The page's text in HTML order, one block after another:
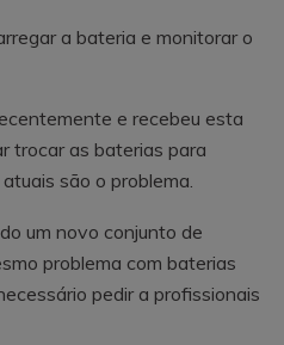
a bateria e monitorar o
e recebeu esta
trocar as baterias para
são o problema.
um novo conjunto de
problema com baterias
pedir a profissionais